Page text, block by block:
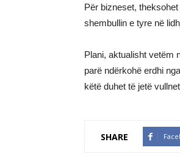
Për bizneset,
shembullin e tyre në
Plani, aktualisht vetëm
parë ndërkohë erdhi
këtë duhet të jetë
SHARE